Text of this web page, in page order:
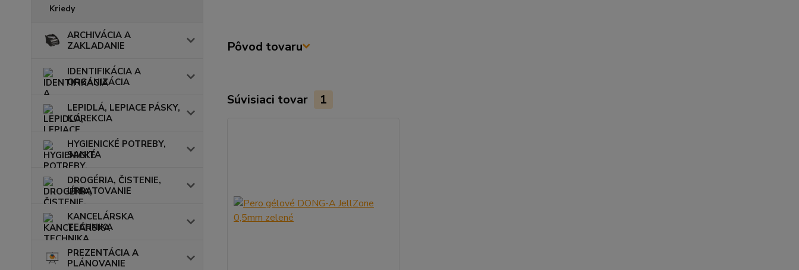
Kriedy
ARCHIVÁCIA A
ZAKLADANIE
IDENTIFIKÁCIA A
ORGANIZÁCIA
LEPIDLÁ, LEPIACE PÁSKY,
KOREKCIA
HYGIENICKÉ POTREBY,
SANITA
DROGÉRIA, ČISTENIE,
UPRATOVANIE
KANCELÁRSKA
TECHNIKA
PREZENTÁCIA A
PLÁNOVANIE
Pôvod tovaru
Súvisiaci tovar 1